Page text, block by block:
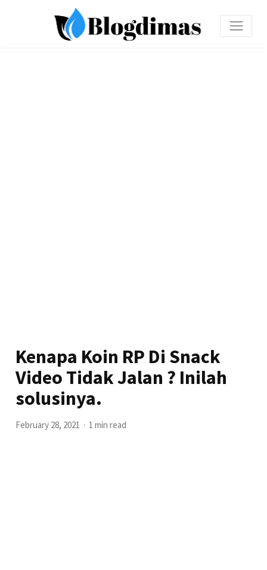
Kenapa Koin RP Di Snack
Video Tidak Jalan ? Inilah
solusinya.
February 28, 2021 1 min read